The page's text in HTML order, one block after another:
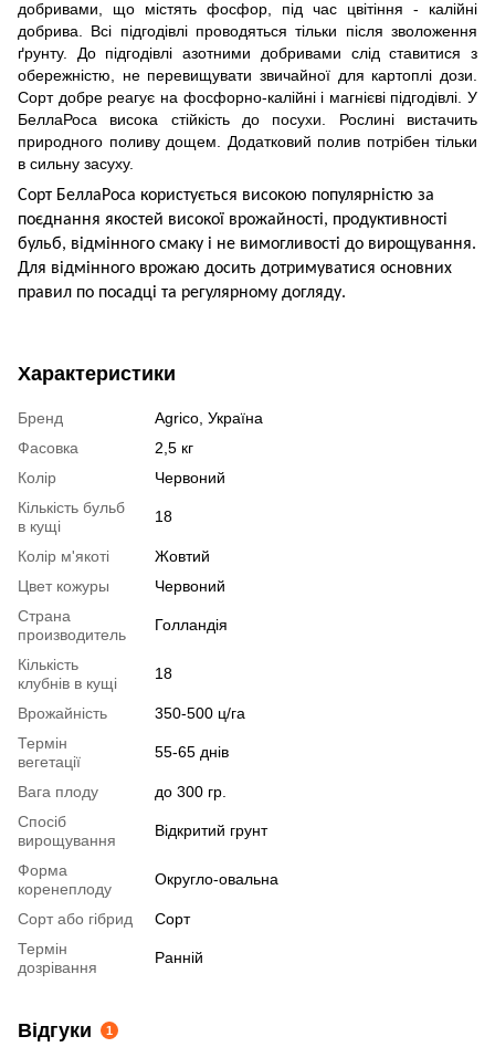
добривами, що містять фосфор, під час цвітіння - калійні
добрива. Всі підгодівлі проводяться тільки після зволоження
ґрунту. До підгодівлі азотними добривами слід ставитися з
обережністю, не перевищувати звичайної для картоплі дози.
Сорт добре реагує на фосфорно-калійні і магнієві підгодівлі. У
БеллаРоса висока стійкість до посухи. Рослині вистачить
природного поливу дощем. Додатковий полив потрібен тільки
в сильну засуху.
Сорт БеллаРоса користується високою популярністю за
поєднання якостей високої врожайності, продуктивності
бульб, відмінного смаку і не вимогливості до вирощування.
Для відмінного врожаю досить дотримуватися основних
правил по посадці та регулярному догляду.
Характеристики
Бренд
Agrico, Україна
Фасовка
2,5 кг
Колір
Червоний
Кількість бульб
в кущі
18
Колір м'якоті
Жовтий
Цвет кожуры
Червоний
Страна
производитель
Голландія
Кількість
клубнів в кущі
18
Врожайність
350-500 ц/га
Термін
вегетації
55-65 днів
Вага плоду
до 300 гр.
Спосіб
вирощування
Відкритий грунт
Форма
коренеплоду
Округло-овальна
Сорт або гібрид
Сорт
Термін
дозрівання
Ранній
Відгуки 1